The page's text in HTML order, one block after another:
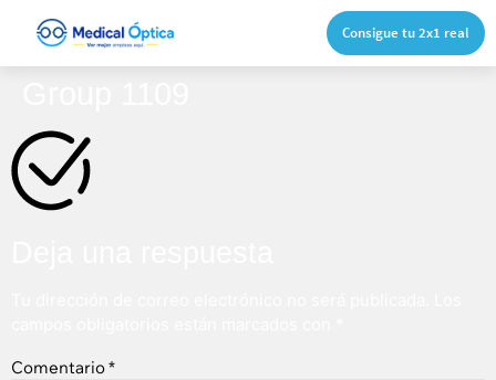
Consigue tu 2x1 real
Comentario*